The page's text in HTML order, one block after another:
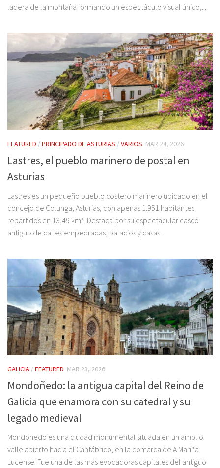
ladera de la montaña formando un espectáculo visual único,...
FEATURED /PRINCIPADO DE ASTURIAS /VARIOS MAR 24, 2026
Lastres, el pueblo marinero de postal en
Asturias
Lastres es un pequeño pueblo costero marinero ubicado en el
concejo de Colunga, Asturias, con apenas 1.951 habitantes
repartidos en 13,49 km². Destaca por su espectacular casco
antiguo de calles empedradas, palacios y casas...
GALICIA /FEATURED MAR 23, 2026
Mondoñedo: la antigua capital del Reino de
Galicia que enamora con su catedral y su
legado medieval
Mondoñedo es una ciudad monumental situada en un amplio
valle abierto hacia el Cantábrico, en la comarca de A Mariña
Lucense. Fue una de las más evocadoras capitales del antiguo